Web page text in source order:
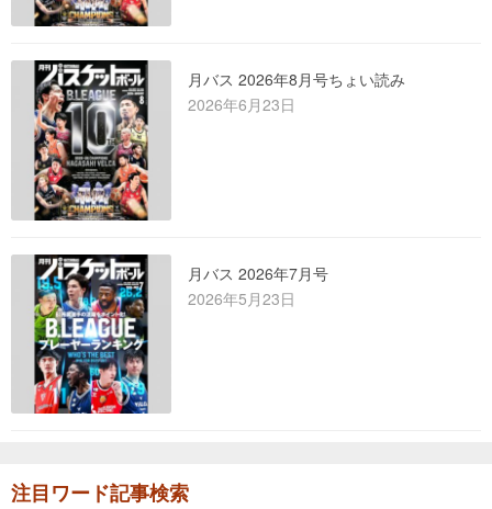
月バス 2026年8月号ちょい読み
2026年6月23日
月バス 2026年7月号
2026年5月23日
注目ワード記事検索